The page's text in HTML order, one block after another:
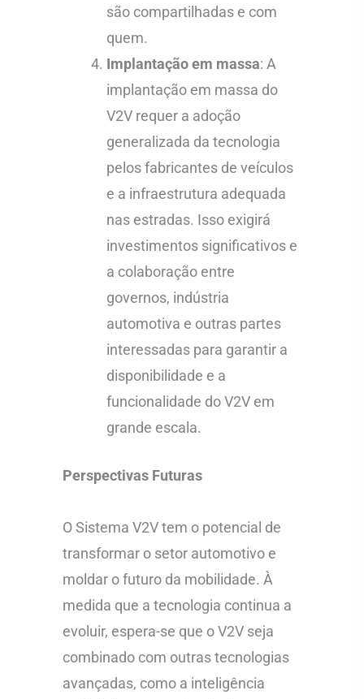
são compartilhadas e com
quem.
Implantação em massa: A
implantação em massa do
V2V requer a adoção
generalizada da tecnologia
pelos fabricantes de veículos
e a infraestrutura adequada
nas estradas. Isso exigirá
investimentos significativos e
a colaboração entre
governos, indústria
automotiva e outras partes
interessadas para garantir a
disponibilidade e a
funcionalidade do V2V em
grande escala.
Perspectivas Futuras
O Sistema V2V tem o potencial de
transformar o setor automotivo e
moldar o futuro da mobilidade. À
medida que a tecnologia continua a
evoluir, espera-se que o V2V seja
combinado com outras tecnologias
avançadas, como a inteligência